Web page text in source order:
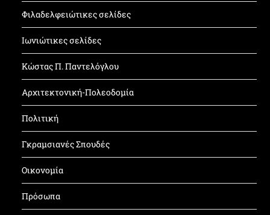
Φιλαδελφειώτικες σελίδες
Ιωνιώτικες σελίδες
Κώστας Π. Παντελόγλου
Αρχιτεκτονική-Πολεοδομία
Πολιτική
Γκραμσιανές Σπουδές
Οικονομία
Πρόσωπα